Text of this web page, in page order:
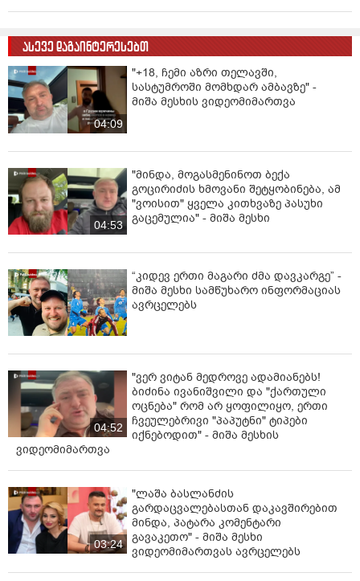
ასევე დაგაინტერესებთ
04:09
"+18, ჩემი აზრი თელავში,
სასტუმროში მომხდარ ამბავზე" -
მიშა მესხის ვიდეომიმართვა
04:53
"მინდა, მოგასმენინოთ ბექა
გოცირიძის ხმოვანი შეტყობინება, ამ
"ვოისით" ყველა კითხვაზე პასუხი
გაცემულია" - მიშა მესხი
“კიდევ ერთი მაგარი ძმა დავკარგე” -
მიშა მესხი სამწუხარო ინფორმაციას
ავრცელებს
04:52
"ვერ ვიტან მედროვე ადამიანებს!
ბიძინა ივანიშვილი და "ქართული
ოცნება" რომ არ ყოფილიყო, ერთი
ჩვეულებრივი "პაპუტნი" ტიპები
იქნებოდით" - მიშა მესხის
ვიდეომიმართვა
03:24
"ლაშა ბასლანძის
გარდაცვალებასთან დაკავშირებით
მინდა, პატარა კომენტარი
გავაკეთო" - მიშა მესხი
ვიდეომიმართვას ავრცელებს